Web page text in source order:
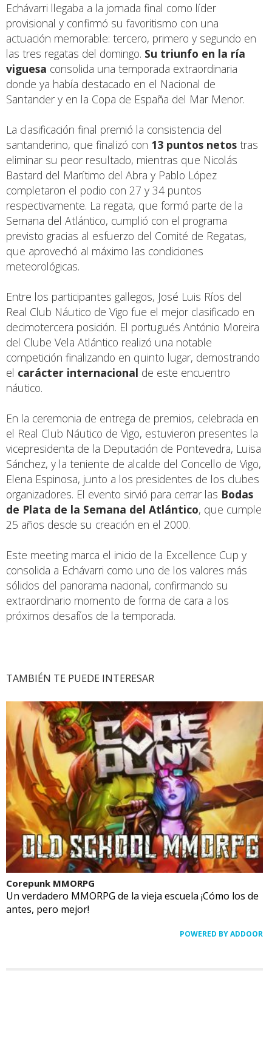
Echávarri llegaba a la jornada final como líder
provisional y confirmó su favoritismo con una
actuación memorable: tercero, primero y segundo en
las tres regatas del domingo. Su triunfo en la ría
viguesa consolida una temporada extraordinaria
donde ya había destacado en el Nacional de
Santander y en la Copa de España del Mar Menor.
La clasificación final premió la consistencia del
santanderino, que finalizó con 13 puntos netos tras
eliminar su peor resultado, mientras que Nicolás
Bastard del Marítimo del Abra y Pablo López
completaron el podio con 27 y 34 puntos
respectivamente. La regata, que formó parte de la
Semana del Atlántico, cumplió con el programa
previsto gracias al esfuerzo del Comité de Regatas,
que aprovechó al máximo las condiciones
meteorológicas.
Entre los participantes gallegos, José Luis Ríos del
Real Club Náutico de Vigo fue el mejor clasificado en
decimotercera posición. El portugués António Moreira
del Clube Vela Atlántico realizó una notable
competición finalizando en quinto lugar, demostrando
el carácter internacional de este encuentro
náutico.
En la ceremonia de entrega de premios, celebrada en
el Real Club Náutico de Vigo, estuvieron presentes la
vicepresidenta de la Deputación de Pontevedra, Luisa
Sánchez, y la teniente de alcalde del Concello de Vigo,
Elena Espinosa, junto a los presidentes de los clubes
organizadores. El evento sirvió para cerrar las Bodas
de Plata de la Semana del Atlántico, que cumple
25 años desde su creación en el 2000.
Este meeting marca el inicio de la Excellence Cup y
consolida a Echávarri como uno de los valores más
sólidos del panorama nacional, confirmando su
extraordinario momento de forma de cara a los
próximos desafíos de la temporada.
TAMBIÉN TE PUEDE INTERESAR
Corepunk MMORPG
Un verdadero MMORPG de la vieja escuela ¡Cómo los de
antes, pero mejor!
POWERED BY ADDOOR